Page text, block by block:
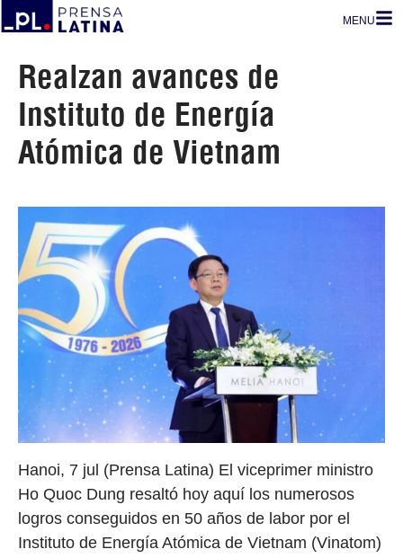
MENU
Realzan avances de
Instituto de Energía
Atómica de Vietnam
Hanoi, 7 jul (Prensa Latina) El viceprimer ministro
Ho Quoc Dung resaltó hoy aquí los numerosos
logros conseguidos en 50 años de labor por el
Instituto de Energía Atómica de Vietnam (Vinatom)